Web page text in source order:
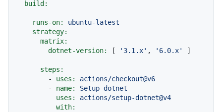
build:
runs-on:
ubuntu-latest
strategy:
matrix:
dotnet-version:
[ '3.1.x' , '6.0.x' ]
steps:
-
uses:
actions/checkout@v6
-
name: Setup dotnet
uses:
actions/setup-dotnet@v4
with: